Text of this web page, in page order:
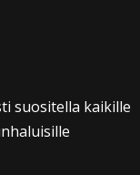
suositella kaikille